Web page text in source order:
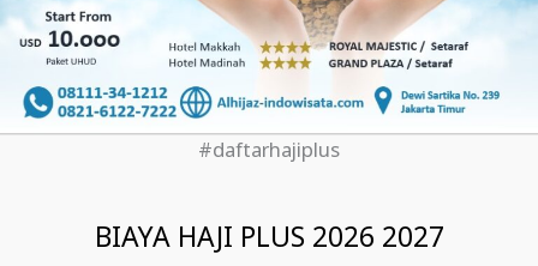
#daftarhajiplus
BIAYA HAJI PLUS 2026 2027